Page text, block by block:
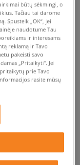
mūsų.
man
būtų sėkmingi, o
Tačiau tai darome
Spustelk „OK“, jei
naudotume Tau
ir interesams
reklamą ir Tavo
pakeisti savo
„Pritaikyti“. Jei
prie Tavo
rasite mūsų